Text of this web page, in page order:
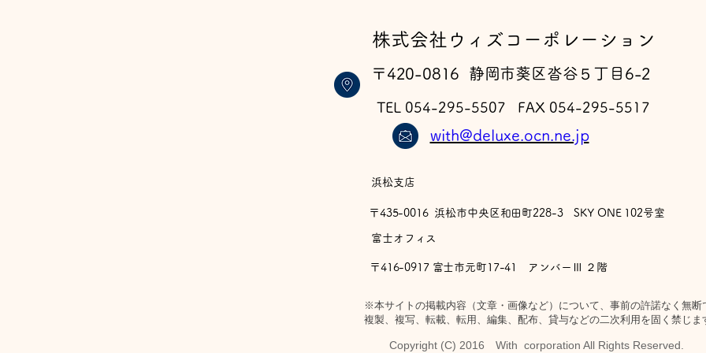
​株式会社ウィズコーポレーション
〒420-0816 静岡市葵区沓谷５丁目6-2
TEL 054-295-5507 FAX 054-295-5517
with@deluxe.ocn.ne.jp
浜松支店
〒435-0016 浜松市中央区和田町228-3 SKY ONE 102号室
​富士オフィス
〒416-0917 富士市元町17-41 アンバーⅢ ２階
※本サイトの掲載内容（文章・画像など）について、事前の許諾なく無断
複製、複写、転載、転用、編集、配布、貸与などの二次利用を固く禁じま
Copyright (C) 2016 With corporation All Rights Reserved.​